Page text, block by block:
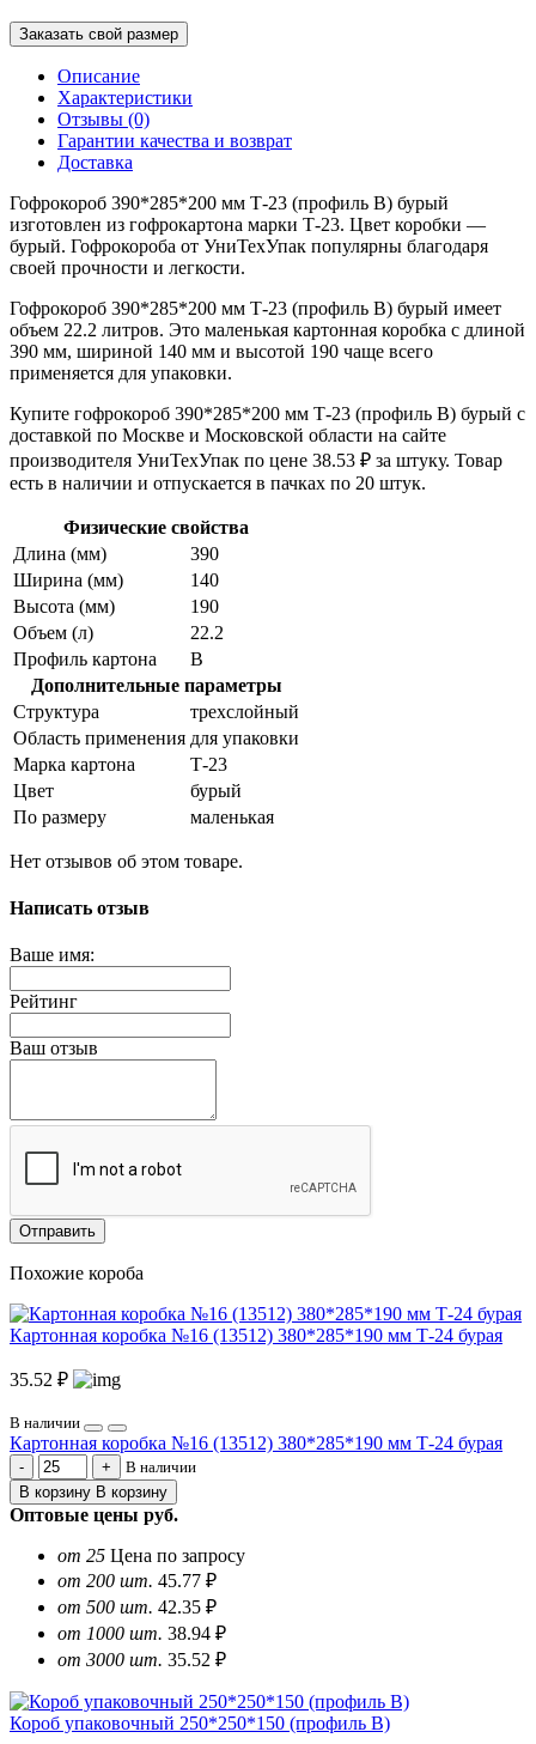
Заказать свой размер
Описание
Характеристики
Отзывы (0)
Гарантии качества и возврат
Доставка
Гофрокороб 390*285*200 мм Т-23 (профиль B) бурый
изготовлен из гофрокартона марки Т-23. Цвет коробки —
бурый. Гофрокороба от УниТехУпак популярны благодаря
своей прочности и легкости.
Гофрокороб 390*285*200 мм Т-23 (профиль B) бурый имеет
объем 22.2 литров. Это маленькая картонная коробка с длиной
390 мм, шириной 140 мм и высотой 190 чаще всего
применяется для упаковки.
Купите гофрокороб 390*285*200 мм Т-23 (профиль B) бурый с
доставкой по Москве и Московской области на сайте
производителя УниТехУпак по цене 38.53 ₽ за штуку. Товар
есть в наличии и отпускается в пачках по 20 штук.
Физические свойства
Длина (мм)
390
Ширина (мм)
140
Высота (мм)
190
Объем (л)
22.2
Профиль картона
В
Дополнительные параметры
Структура
трехслойный
Область применения для упаковки
Марка картона
Т-23
Цвет
бурый
По размеру
маленькая
Нет отзывов об этом товаре.
Написать отзыв
Ваше имя:
Рейтинг
Ваш отзыв
Отправить
Похожие короба
Картонная коробка №16 (13512) 380*285*190 мм Т-24 бурая
35.52 ₽
В наличии
Картонная коробка №16 (13512) 380*285*190 мм Т-24 бурая
В наличии
В корзину В корзину
Оптовые цены руб.
от 25 Цена по запросу
от 200 шт. 45.77 ₽
от 500 шт. 42.35 ₽
от 1000 шт. 38.94 ₽
от 3000 шт. 35.52 ₽
Короб упаковочный 250*250*150 (профиль B)